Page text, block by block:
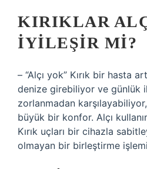
KIRIKLAR
IYILEŞIR MI?
– “Alçı yok” Kırık bir hasta
denize girebiliyor ve günlük
zorlanmadan
büyük bir konfor. Alçı
Kırık uçları bir cihazla
olmayan bir birleştirme